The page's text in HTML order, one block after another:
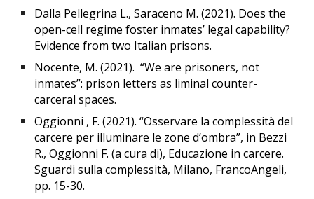
Dalla Pellegrina L., Saraceno M. (2021). Does the
open-cell regime foster inmates’ legal capability?
Evidence from two Italian prisons.
Nocente, M. (2021). “We are prisoners, not
inmates”: prison letters as liminal counter-
carceral spaces.
Oggionni , F. (2021). “Osservare la complessità del
carcere per illuminare le zone d’ombra”, in Bezzi
R., Oggionni F. (a cura di), Educazione in carcere.
Sguardi sulla complessità, Milano, FrancoAngeli,
pp. 15-30.